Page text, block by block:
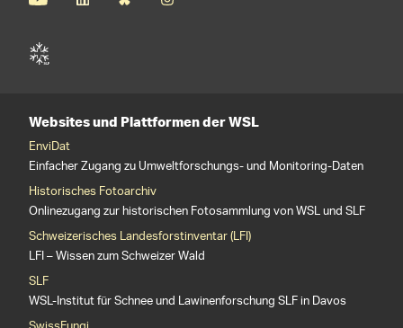
Websites und Plattformen der WSL
EnviDat
Einfacher Zugang zu Umweltforschungs- und Monitoring-Daten
Historisches Fotoarchiv
Onlinezugang zur historischen Fotosammlung von WSL und SLF
Schweizerisches Landesforstinventar (LFI)
LFI – Wissen zum Schweizer Wald
SLF
WSL-Institut für Schnee und Lawinenforschung SLF in Davos